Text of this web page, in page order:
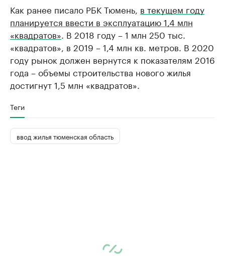
Как ранее писало РБК Тюмень, в текущем году
планируется ввести в эксплуатацию 1,4 млн
«квадратов» . В 2018 году – 1 млн 250 тыс.
«квадратов», в 2019 – 1,4 млн кв. метров. В 2020
году рынок должен вернутся к показателям 2016
года – объемы строительства нового жилья
достигнут 1,5 млн «квадратов».
Теги
ввод жилья тюменская область